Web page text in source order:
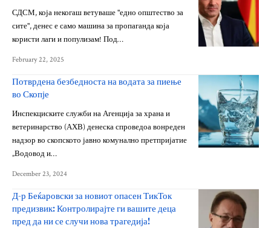
СДСМ, која некогаш ветуваше "едно општество за
сите", денес е само машина за пропаганда која
користи лаги и популизам! Под…
February 22, 2025
Потврдена безбедноста на водата за пиење
во Скопје
Инспекциските служби на Агенција за храна и
ветеринарство (АХВ) денеска спроведоа вонреден
надзор во скопското јавно комунално претпријатие
„Водовод и…
December 23, 2024
Д-р Беќаровски за новиот опасен ТикТок
предизвик: Контролирајте ги вашите деца
пред да ни се случи нова трагедија!